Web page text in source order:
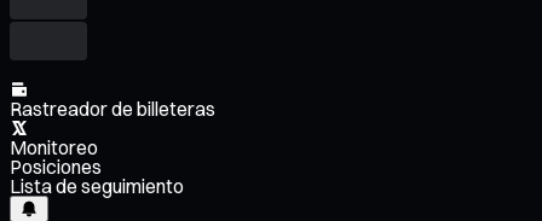
Rastreador de billeteras
Monitoreo
Posiciones
Lista de seguimiento